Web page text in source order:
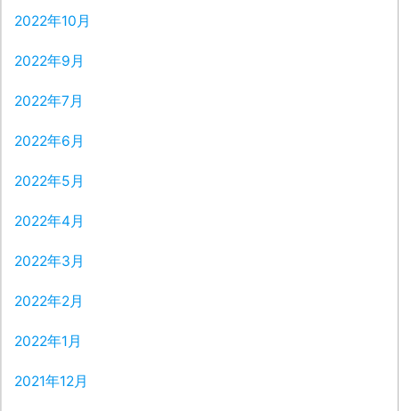
2022年10月
2022年9月
2022年7月
2022年6月
2022年5月
2022年4月
2022年3月
2022年2月
2022年1月
2021年12月